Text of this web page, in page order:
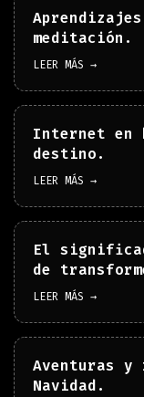
meditación.
LEER MÁS →
Internet en
destino.
LEER MÁS →
El
de
LEER MÁS →
Aventuras
Navidad.